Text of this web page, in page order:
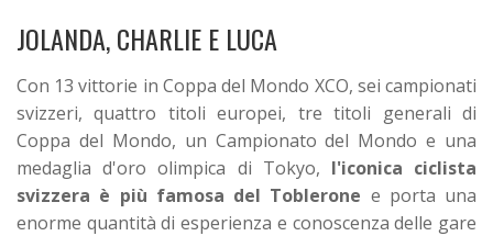
JOLANDA, CHARLIE E LUCA
Con 13 vittorie in Coppa del Mondo XCO, sei campionati
svizzeri, quattro titoli europei, tre titoli generali di
Coppa del Mondo, un Campionato del Mondo e una
medaglia d'oro olimpica di Tokyo, l'iconica ciclista
svizzera è più famosa del Toblerone e porta una
enorme quantità di esperienza e conoscenza delle gare